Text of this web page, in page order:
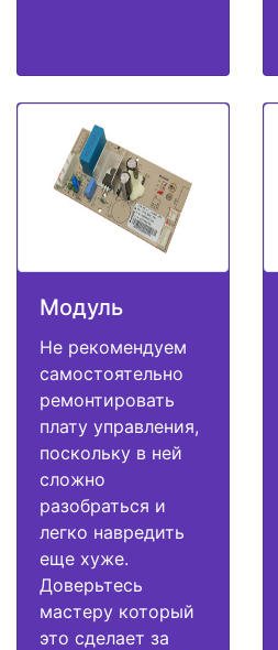
Модуль
Не рекомендуем
самостоятельно
ремонтировать
плату управления,
поскольку в ней
сложно
разобраться и
легко навредить
еще хуже.
Доверьтесь
мастеру который
это сделает за